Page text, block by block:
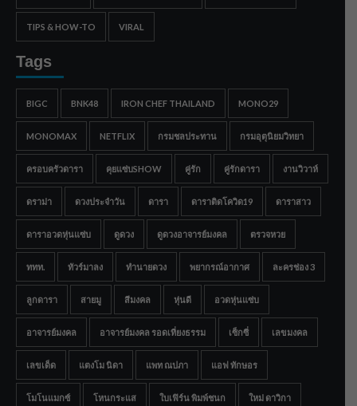
TIPS & HOW-TO VIRAL
Tags
BIGC BNK48 IRON CHEF THAILAND MONO29
MONOMAX NETFLIX กรมชลประทาน กรมอุตุนิยมวิทยา
ครอบครัวดารา คุยแซ่บSHOW คู่รัก คู่รักดารา งานวิวาห์
ดราม่า ดวงประจำวัน ดารา ดาราติดโควิด19 ดาราสาว
ดาราอวดหุ่นแซ่บ ดูดวง ดูดวงอาจารย์มงคล ตรวจหวย
ททท. ทัวร์มาลง ทำนายดวง พยากรณ์อากาศ ละครช่อง 3
ลูกดารา สายมู สีมงคล หุ่นดี อวดหุ่นแซ่บ
อาจารย์มงคล อาจารย์มงคล รอดเที่ยงธรรม เซ็กซี่ เลขมงคล
เลขเด็ด แตงโม นิดา แพท ณปภา แอฟ ทักษอร
โมโนแมกซ์ โหนกระแส ใบเฟิร์น พิมพ์ชนก ใหม่ ดาวิกา